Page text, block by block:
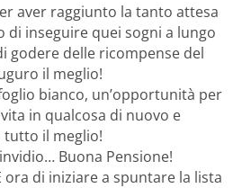
aver raggiunto la tanto attesa
di inseguire quei sogni a lungo
godere delle ricompense del
il meglio!
bianco, un’opportunità per
in qualcosa di nuovo e
tutto il meglio!
Buona Pensione!
ora di iniziare a spuntare la lista